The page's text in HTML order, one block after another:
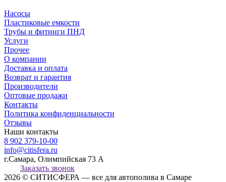
Насосы
Пластиковые емкости
Трубы и фитинги ПНД
Услуги
Прочее
О компании
Доставка и оплата
Возврат и гарантия
Производители
Оптовые продажи
Контакты
Политика конфиденциальности
Отзывы
Наши контакты
8 902 379-10-00
info@citisfera.ru
г.Самара, Олимпийская 73 А
Заказать звонок
2026 © СИТИСФЕРА — все для автополива в Самаре